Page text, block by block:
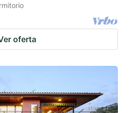
oferta